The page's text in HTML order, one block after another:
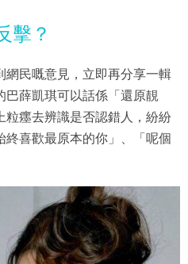
擊？
網民嘅意見，立即再分享一輯
巴薛凱琪可以話係「還原靚
粒癦去辨識是否認錯人，紛紛
終喜歡最原本的你」、「呢個